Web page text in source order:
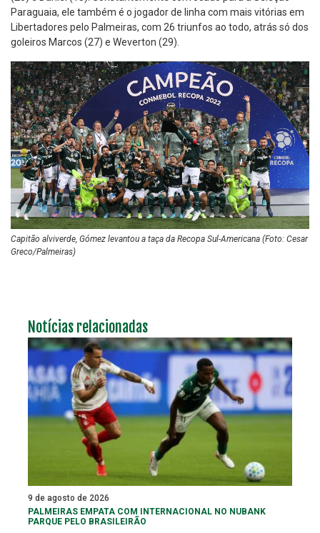
Paraguaia, ele também é o jogador de linha com mais vitórias em
Libertadores pelo Palmeiras, com 26 triunfos ao todo, atrás só dos
goleiros Marcos (27) e Weverton (29).
Capitão alviverde, Gómez levantou a taça da Recopa Sul-Americana (Foto: Cesar
Greco/Palmeiras)
Notícias relacionadas
9 de agosto de 2026
PALMEIRAS EMPATA COM INTERNACIONAL NO NUBANK
PARQUE PELO BRASILEIRÃO